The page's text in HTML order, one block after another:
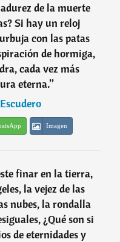
de la muerte
Si hay un reloj
con las patas
de hormiga,
cada vez más
eterna.”
Imagen
finar en la tierra,
la vejez de las
nubes, la rondalla
¿Qué son si
de eternidades y